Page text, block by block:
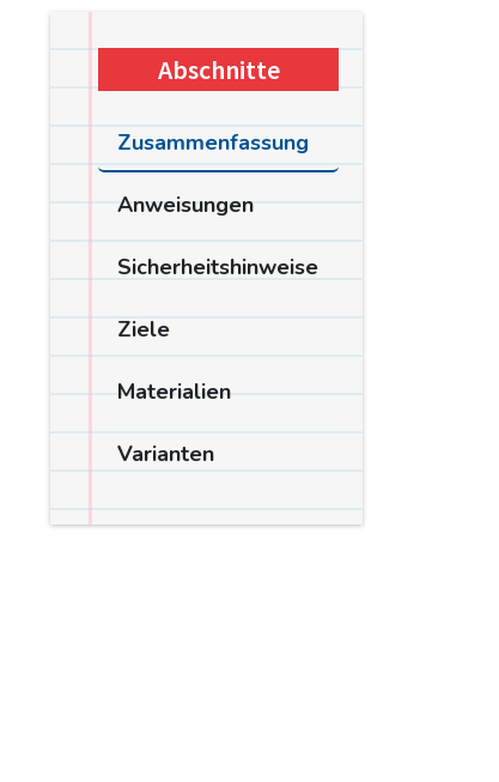
Abschnitte
Zusammenfassung
Anweisungen
Sicherheitshinweise
Ziele
Materialien
Varianten